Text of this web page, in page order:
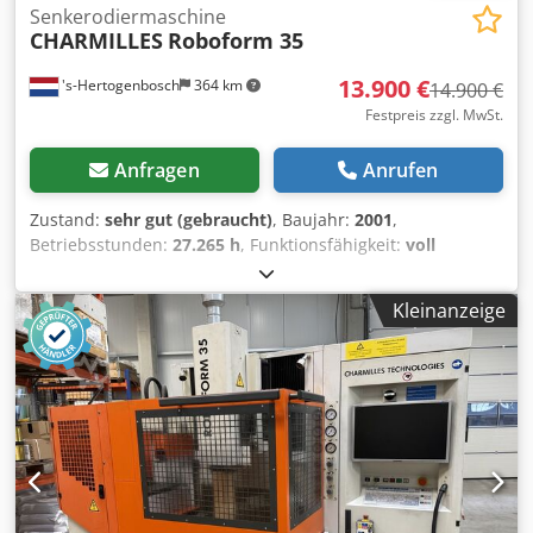
's-Hertogenbosch 364 km
Senkerodiermaschine
CHARMILLES Roboform 35
13.900 €14.900 €
Festpreis zzgl. MwSt.
Anfragen Anrufen
Zustand: sehr gut (gebraucht), Baujahr: 2001,
Betriebsstunden: 27.265 h, Funktionsfähigkeit: voll
, Charmilles Roboform 35 mit QCRI-Roboter
Baujahr 2001 Betriebsstunden: 27.265 X, Y, Z: 355 x 255 x
305 mm C-Achse mit EROWA-Spannung EROWA-Spannung
auf dem Tisch EROWA Taster Magnet 3 x Aluminium-
Paletten EROWA 320 x 320 mm 35 x Elektrodenhalter 50 x
50 mm QCRI Roboter 4 x Palettenplätze auf dem Tisch 54 x
Elektrodenhalterplätze Dkedpfx Aoyh E A Nsiger
Dokumentation und Disketten Maschine ist zum Test unter
Strom
Kleinanzeige